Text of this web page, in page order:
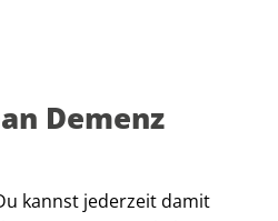
Demenz
kannst jederzeit damit